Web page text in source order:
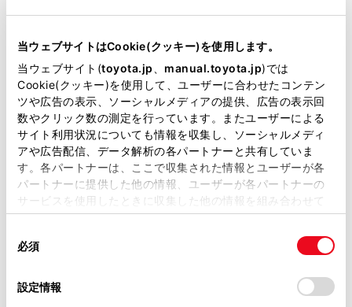
当ウェブサイトはCookie(クッキー)を使用します。
当ウェブサイト(toyota.jp manual.toyota.jp)では
Cookie(クッキー)を使用して、ユーザーに合わせたコンテン
ツや広告の表示、ソーシャルメディアの提供、広告の表示回
数やクリック数の測定を行っています。またユーザーによる
サイト利用状況についても情報を収集し、ソーシャルメディ
アや広告配信、データ解析の各パートナーと共有していま
す。各パートナーは、ここで収集された情報とユーザーが各
パートナーに提供した他の情報、ユーザーが各パートナーの
サービスを使用したときに収集した他の情報を組み合わせて
使用することがあります。当ウェブサイトの使用を続行する
デバイスにすべてのCookie(クッキー)が保存されることに同
意したことになります。Cookie(クッキー)のオプトアウト、
必須
設定情報
衝突被害軽減ブレーキ
Toyota Safety Sense・Lexus Safety Systemのﾌﾟﾘｸﾗｯｼｭｾｰﾌﾃｨ
（対車両・歩行者）
車線逸脱警報
クルーズコントロール
先進ライト